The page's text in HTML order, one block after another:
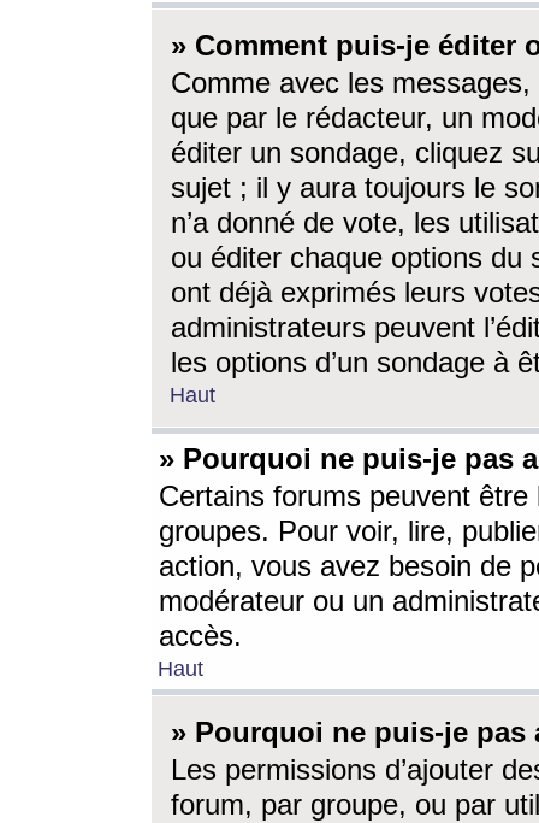
» Comment puis-je éditer
Comme avec les
que par le rédacteur, un
éditer un sondage, cliquez
sujet ; il y aura toujours le
n’a donné de vote, les
ou éditer chaque options du
ont déjà exprimés leurs
administrateurs peuvent
les options d’un sondage à
Haut
» Pourquoi ne puis-je pas
Certains forums peuvent être
groupes. Pour voir, lire,
action, vous avez besoin de
modérateur ou un
accès.
Haut
» Pourquoi ne puis-je
Les permissions d’ajouter
forum, par groupe, ou par